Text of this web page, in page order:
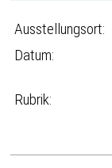
Ausstellungsort:
Datum:
Rubrik: